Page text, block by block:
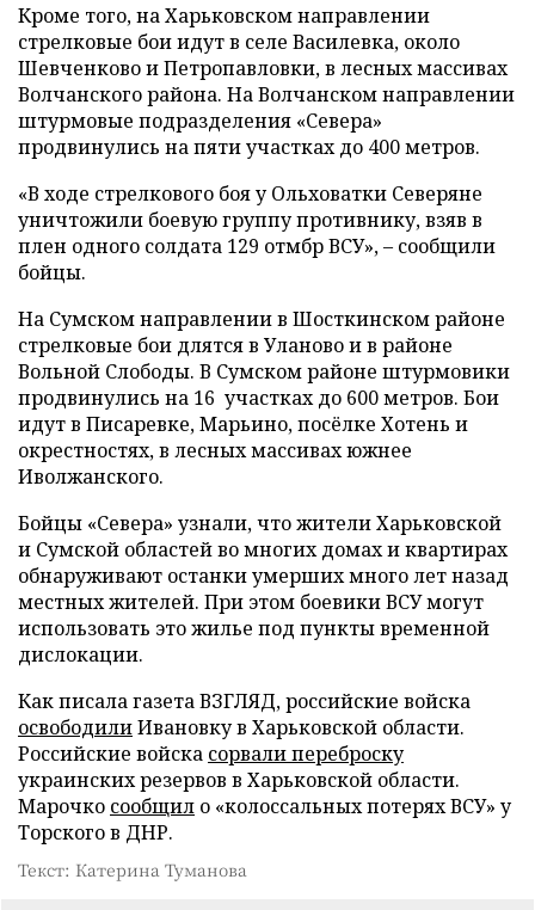
Кроме того, на Харьковском направлении
стрелковые бои идут в селе Василевка, около
Шевченково и Петропавловки, в лесных массивах
Волчанского района. На Волчанском направлении
штурмовые подразделения «Севера»
продвинулись на пяти участках до 400 метров.
«В ходе стрелкового боя у Ольховатки Северяне
уничтожили боевую группу противнику, взяв в
плен одного солдата 129 отмбр ВСУ», – сообщили
бойцы.
На Сумском направлении в Шосткинском районе
стрелковые бои длятся в Уланово и в районе
Вольной Слободы. В Сумском районе штурмовики
продвинулись на 16 участках до 600 метров. Бои
идут в Писаревке, Марьино, посёлке Хотень и
окрестностях, в лесных массивах южнее
Иволжанского.
Бойцы «Севера» узнали, что жители Харьковской
и Сумской областей во многих домах и квартирах
обнаруживают останки умерших много лет назад
местных жителей. При этом боевики ВСУ могут
использовать это жилье под пункты временной
дислокации.
Как писала газета ВЗГЛЯД, российские войска
освободилиИвановку в Харьковской области.
Российские войска сорвали переброску
украинских резервов в Харьковской области.
Марочко сообщил о «колоссальных потерях ВСУ» у
Торского в ДНР.
Текст: Катерина Туманова